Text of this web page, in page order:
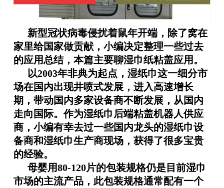
新型冠状病毒侵扰着鼠年开端，除了窝在
家里给国家做贡献，小编决定整理一些过去
的应用总结，本篇主要聊湿巾纸粘盖应用。
以2003年非典为起点，湿纸巾这一细分市
场在国内出现井喷式发展，进入高速增长
期，带动国内多家设备商不断发展，从国内
走向国际。作为湿纸巾后端粘盖机器人供应
商，小编有幸去过一些国内龙头的湿纸巾设
备商和湿纸巾生产商现场，获得了很多宝贵
的经验。
母婴用80-120片的包装规格仍是目前湿巾
市场的主流产品，此包装规格通常配有一个